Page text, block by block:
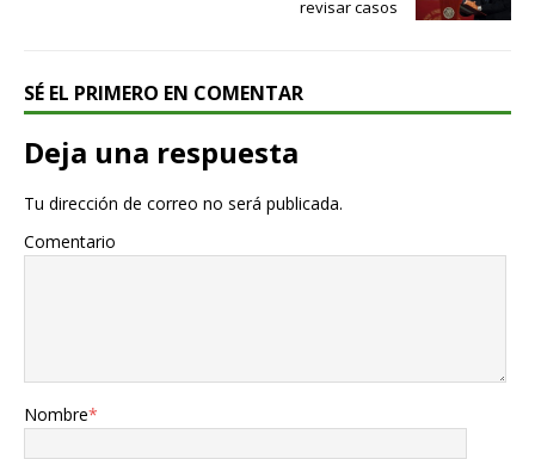
revisar casos
SÉ EL PRIMERO EN COMENTAR
Deja una respuesta
Tu dirección de correo no será publicada.
Comentario
Nombre*